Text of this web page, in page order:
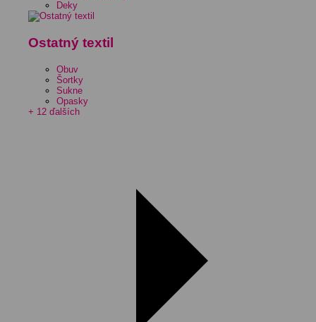
Deky
Ostatný textil
Obuv
Šortky
Sukne
Opasky
+ 12 ďalších